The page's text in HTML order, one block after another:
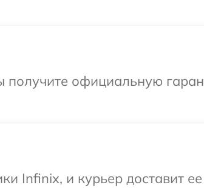
получите официальную
Infinix, и курьер доставит